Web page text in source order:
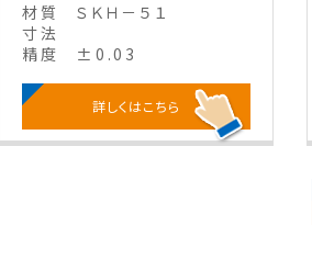
材質
ＳＫＨ－５１
寸法
精度
±0.03
詳しくはこちら